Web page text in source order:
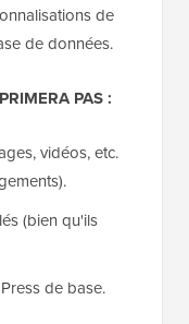
de
de données.
PAS :
vidéos, etc.
(bien qu'ils
de base.